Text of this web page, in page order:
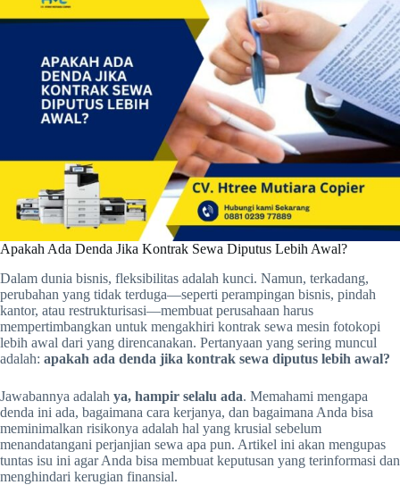
Apakah Ada Denda Jika Kontrak Sewa Diputus Lebih Awal?
Dalam dunia bisnis, fleksibilitas adalah kunci. Namun, terkadang,
perubahan yang tidak terduga—seperti perampingan bisnis, pindah
kantor, atau restrukturisasi—membuat perusahaan harus
mempertimbangkan untuk mengakhiri kontrak sewa mesin fotokopi
lebih awal dari yang direncanakan. Pertanyaan yang sering muncul
adalah: apakah ada denda jika kontrak sewa diputus lebih awal?
Jawabannya adalah ya, hampir selalu ada. Memahami mengapa
denda ini ada, bagaimana cara kerjanya, dan bagaimana Anda bisa
meminimalkan risikonya adalah hal yang krusial sebelum
menandatangani perjanjian sewa apa pun. Artikel ini akan mengupas
tuntas isu ini agar Anda bisa membuat keputusan yang terinformasi dan
menghindari kerugian finansial.